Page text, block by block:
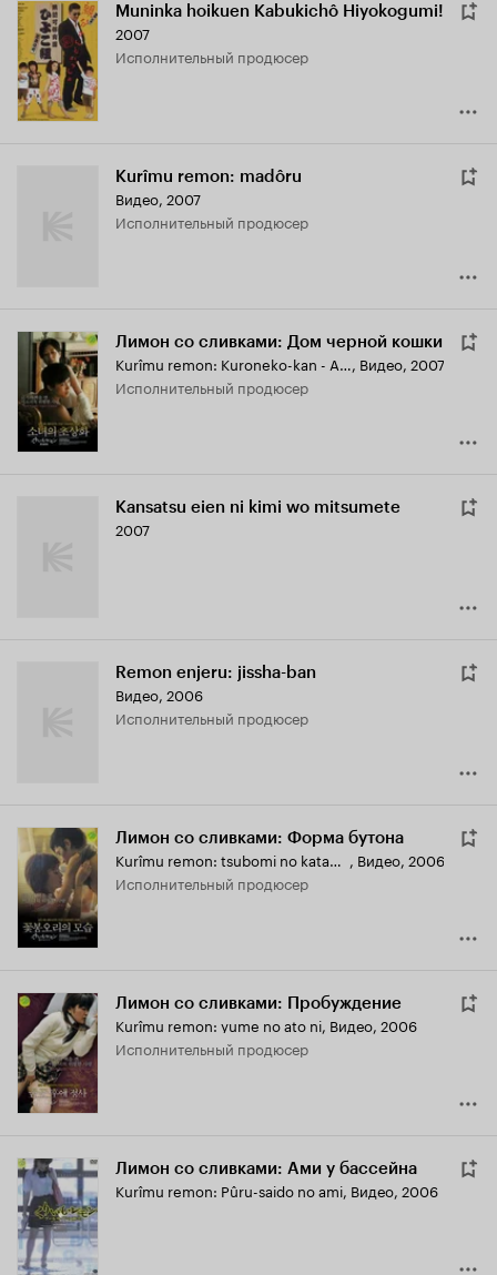
Muninka hoikuen Kabukichô Hiyokogumi!
2007
исполнительный продюсер
Kurîmu remon: madôru
Видео, 2007
исполнительный продюсер
Лимон со сливками: Дом черной кошки
Kurîmu remon: Kuroneko-kan - Arisa no shôzô, Видео, 2007
исполнительный продюсер
Kansatsu eien ni kimi wo mitsumete
2007
Remon enjeru: jissha-ban
Видео, 2006
исполнительный продюсер
Лимон со сливками: Форма бутона
Kurîmu remon: tsubomi no katachi , Видео, 2006
исполнительный продюсер
Лимон со сливками: Пробуждение
Kurîmu remon: yume no ato ni, Видео, 2006
исполнительный продюсер
Лимон со сливками: Ами у бассейна
Kurîmu remon: Pûru-saido no ami, Видео, 2006